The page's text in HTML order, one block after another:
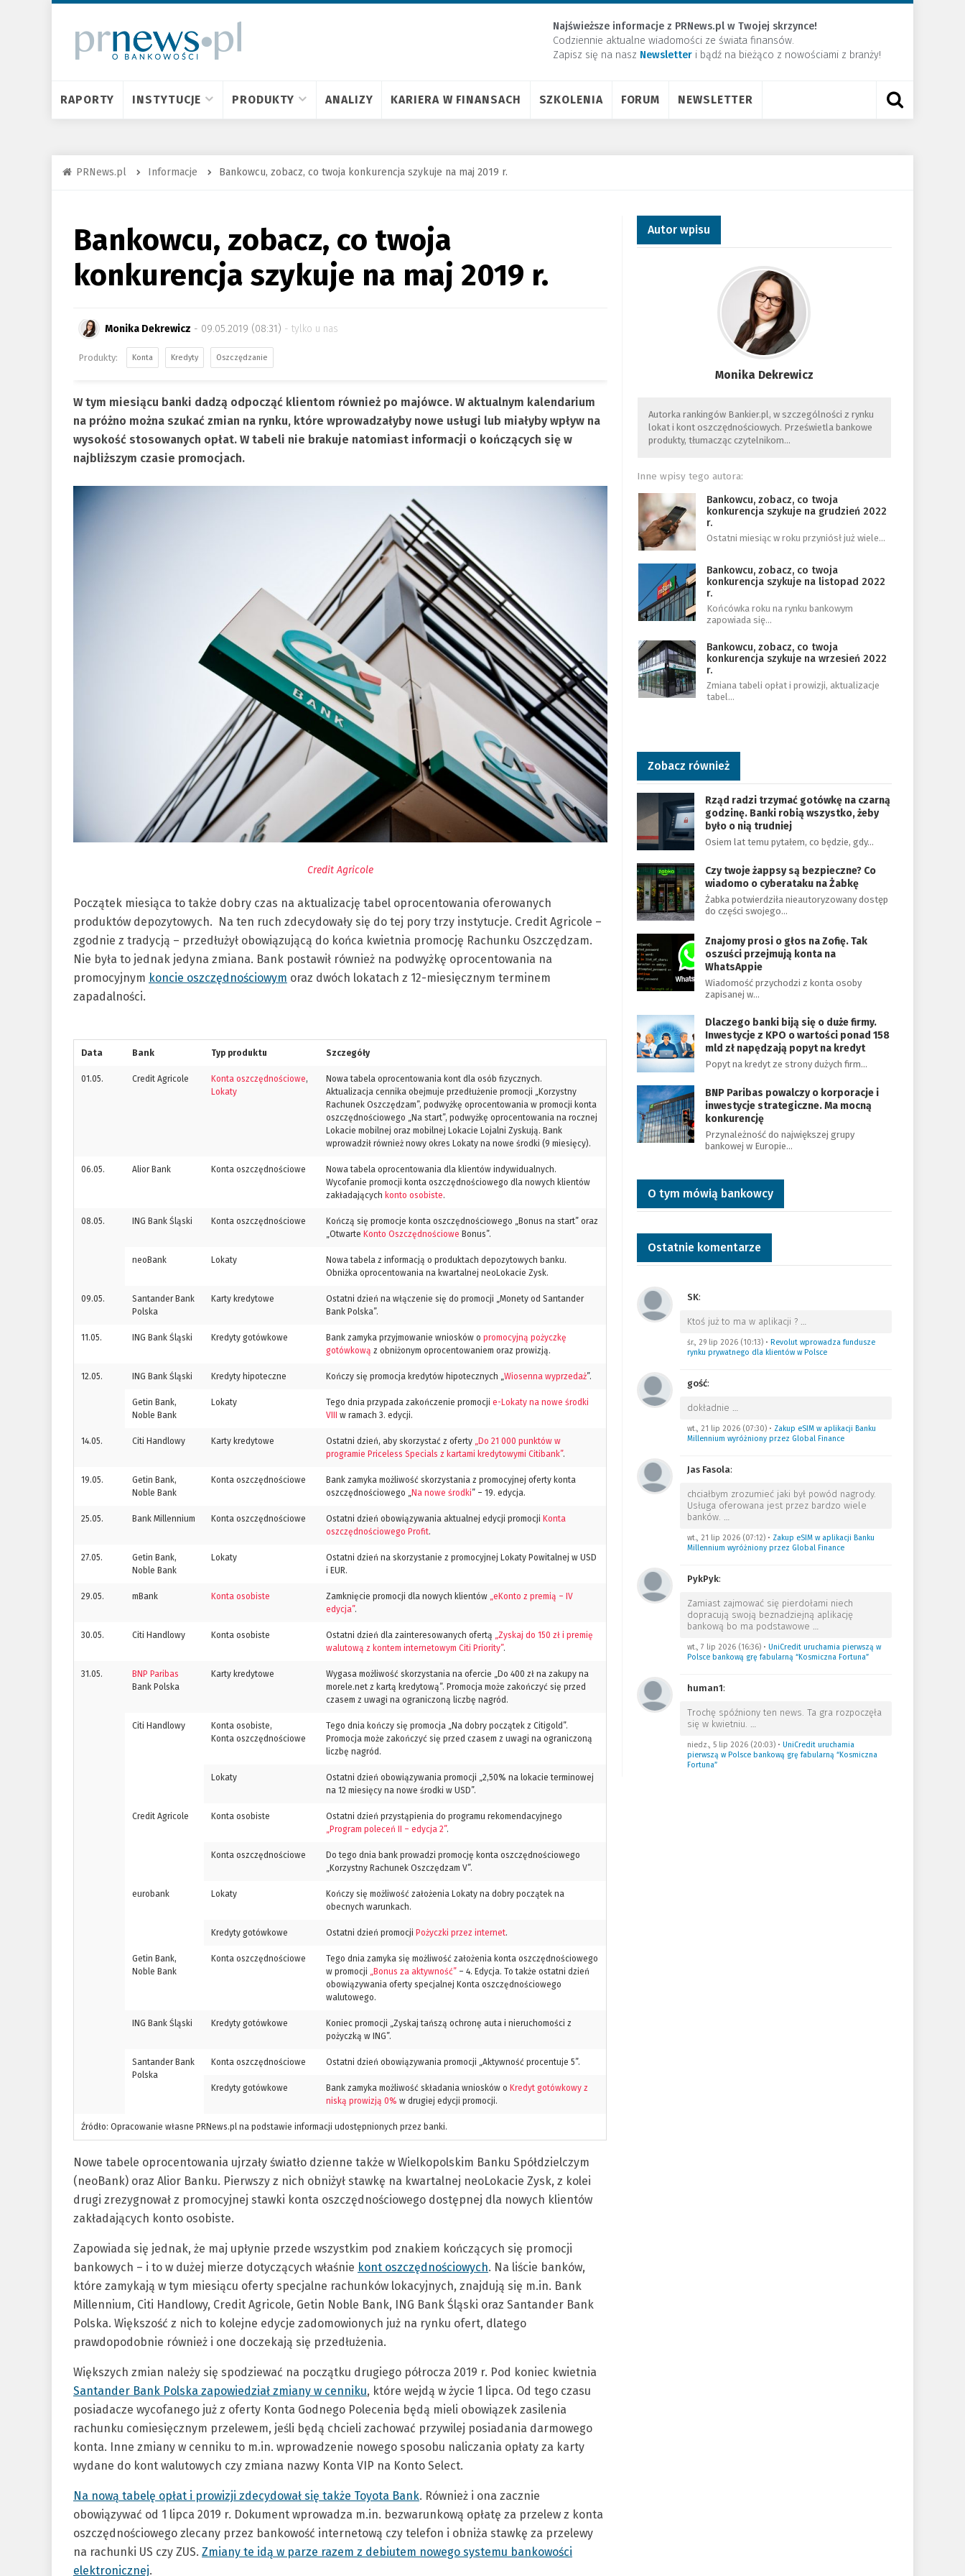
Najświeższe informacje z PRNews.pl w Twojej skrzynce!
Codziennie aktualne wiadomości ze świata finansów.
Zapisz się na nasz Newsletter ​i bądź na bieżąco z nowościami z branży!
RAPORTY INSTYTUCJE PRODUKTY ANALIZY KARIERA W FINANSACH SZKOLENIA FORUM NEWSLETTER
PRNews.pl Informacje Bankowcu, zobacz, co twoja konkurencja szykuje na maj 2019 r.
Bankowcu, zobacz, co twoja
konkurencja szykuje na maj 2019 r.
Monika Dekrewicz - 09.05.2019 (08:31) tylko u nas
Konta Kredyty Oszczędzanie
W tym miesiącu banki dadzą odpocząć klientom również po majówce. W aktualnym kalendarium
na próżno można szukać zmian na rynku, które wprowadzałyby nowe usługi lub miałyby wpływ na
wysokość stosowanych opłat. W tabeli nie brakuje natomiast informacji o kończących się w
najbliższym czasie promocjach.
Credit Agricole
Początek miesiąca to także dobry czas na aktualizację tabel oprocentowania oferowanych
produktów depozytowych. Na ten ruch zdecydowały się do tej pory trzy instytucje. Credit Agricole –
zgodnie z tradycją – przedłużył obowiązującą do końca kwietnia promocję Rachunku Oszczędzam.
Nie była to jednak jedyna zmiana. Bank postawił również na podwyżkę oprocentowania na
promocyjnym koncie oszczędnościowym oraz dwóch lokatach z 12-miesięcznym terminem
zapadalności.
Data Bank Typ produktu Szczegóły
01.05. Credit Agricole Konta oszczędnościowe,
Lokaty
Nowa tabela oprocentowania kont dla osób fizycznych.
Aktualizacja cennika obejmuje przedłużenie promocji „Korzystny
Rachunek Oszczędzam”, podwyżkę oprocentowania w promocji konta
oszczędnościowego „Na start”, podwyżkę oprocentowania na rocznej
Lokacie mobilnej oraz mobilnej Lokacie Lojalni Zyskują. Bank
wprowadził również nowy okres Lokaty na nowe środki (9 miesięcy).
06.05. Alior Bank Konta oszczędnościowe
Nowa tabela oprocentowania dla klientów indywidualnych.
Wycofanie promocji konta oszczędnościowego dla nowych klientów
zakładających konto osobiste.
08.05. ING Bank Śląski Konta oszczędnościowe
Kończą się promocje konta oszczędnościowego „Bonus na start” oraz
„Otwarte Konto Oszczędnościowe Bonus”.
neoBank Lokaty
Nowa tabela z informacją o produktach depozytowych banku.
Obniżka oprocentowania na kwartalnej neoLokacie Zysk.
09.05.
Santander Bank
Polska
Karty kredytowe
Ostatni dzień na włączenie się do promocji „Monety od Santander
Bank Polska”.
11.05. ING Bank Śląski Kredyty gotówkowe Bank zamyka przyjmowanie wniosków o promocyjną pożyczkę
gotówkową z obniżonym oprocentowaniem oraz prowizją.
12.05. ING Bank Śląski Kredyty hipoteczne Kończy się promocja kredytów hipotecznych „ Wiosenna wyprzedaż”.
Getin Bank,
Noble Bank
Lokaty Tego dnia przypada zakończenie promocji e-Lokaty na nowe środki
VIII w ramach 3. edycji.
14.05. Citi Handlowy Karty kredytowe Ostatni dzień, aby skorzystać z oferty „Do 21 000 punktów w
programie Priceless Specials z kartami kredytowymi Citibank”.
19.05.
Getin Bank,
Noble Bank
Konta oszczędnościowe
Bank zamyka możliwość skorzystania z promocyjnej oferty konta
oszczędnościowego „ Na nowe środki” – 19. edycja.
25.05. Bank Millennium Konta oszczędnościowe Ostatni dzień obowiązywania aktualnej edycji promocji Konta
oszczędnościowego Profit.
27.05.
Getin Bank,
Noble Bank
Lokaty
Ostatni dzień na skorzystanie z promocyjnej Lokaty Powitalnej w USD
i EUR.
29.05. mBank Konta osobiste Zamknięcie promocji dla nowych klientów „eKonto z premią – IV
edycja”.
30.05. Citi Handlowy Konta osobiste Ostatni dzień dla zainteresowanych ofertą
„Zyskaj do 150 zł i premię
walutową z kontem internetowym Citi Priority”.
31.05.
BNP Paribas
Bank Polska
Karty kredytowe
Wygasa możliwość skorzystania na ofercie „Do 400 zł na zakupy na
morele.net z kartą kredytową”. Promocja może zakończyć się przed
czasem z uwagi na ograniczoną liczbę nagród.
Citi Handlowy
Konta osobiste,
Konta oszczędnościowe
Tego dnia kończy się promocja „Na dobry początek z Citigold”.
Promocja może zakończyć się przed czasem z uwagi na ograniczoną
liczbę nagród.
Lokaty
Ostatni dzień obowiązywania promocji „2,50% na lokacie terminowej
na 12 miesięcy na nowe środki w USD”.
Credit Agricole Konta osobiste
Ostatni dzień przystąpienia do programu rekomendacyjnego
„Program poleceń II – edycja 2”.
Konta oszczędnościowe
Do tego dnia bank prowadzi promocję konta oszczędnościowego
„Korzystny Rachunek Oszczędzam V”.
eurobank Lokaty
Kończy się możliwość założenia Lokaty na dobry początek na
obecnych warunkach.
Kredyty gotówkowe Ostatni dzień promocji Pożyczki przez internet.
Getin Bank,
Noble Bank
Konta oszczędnościowe
Tego dnia zamyka się możliwość założenia konta oszczędnościowego
w promocji
„Bonus za aktywność” – 4. Edycja. To także ostatni dzień
obowiązywania oferty specjalnej Konta oszczędnościowego
walutowego.
ING Bank Śląski Kredyty gotówkowe
Koniec promocji „Zyskaj tańszą ochronę auta i nieruchomości z
pożyczką w ING”.
Santander Bank
Polska
Konta oszczędnościowe Ostatni dzień obowiązywania promocji „Aktywność procentuje 5”.
Kredyty gotówkowe Bank zamyka możliwość składania wniosków o Kredyt gotówkowy z
niską prowizją 0% w drugiej edycji promocji.
Źródło: Opracowanie własne PRNews.pl na podstawie informacji udostępnionych przez banki.
Nowe tabele oprocentowania ujrzały światło dzienne także w Wielkopolskim Banku Spółdzielczym
(neoBank) oraz Alior Banku. Pierwszy z nich obniżył stawkę na kwartalnej neoLokacie Zysk, z kolei
drugi zrezygnował z promocyjnej stawki konta oszczędnościowego dostępnej dla nowych klientów
zakładających konto osobiste.
Zapowiada się jednak, że maj upłynie przede wszystkim pod znakiem kończących się promocji
bankowych – i to w dużej mierze dotyczących właśnie kont oszczędnościowych. Na liście banków,
które zamykają w tym miesiącu oferty specjalne rachunków lokacyjnych, znajdują się m.in. Bank
Millennium, Citi Handlowy, Credit Agricole, Getin Noble Bank, ING Bank Śląski oraz Santander Bank
Polska. Większość z nich to kolejne edycje zadomowionych już na rynku ofert, dlatego
prawdopodobnie również i one doczekają się przedłużenia.
Większych zmian należy się spodziewać na początku drugiego półrocza 2019 r. Pod koniec kwietnia
Santander Bank Polska zapowiedział zmiany w cenniku, które wejdą w życie 1 lipca. Od tego czasu
posiadacze wycofanego już z oferty Konta Godnego Polecenia będą mieli obowiązek zasilenia
rachunku comiesięcznym przelewem, jeśli będą chcieli zachować przywilej posiadania darmowego
konta. Inne zmiany w cenniku to m.in. wprowadzenie nowego sposobu naliczania opłaty za karty
wydane do kont walutowych czy zmiana nazwy Konta VIP na Konto Select.
Na nową tabelę opłat i prowizji zdecydował się także Toyota Bank. Również i ona zacznie
obowiązywać od 1 lipca 2019 r. Dokument wprowadza m.in. bezwarunkową opłatę za przelew z konta
oszczędnościowego zlecany przez bankowość internetową czy telefon i obniża stawkę za przelewy
na rachunki US czy ZUS. Zmiany te idą w parze razem z debiutem nowego systemu bankowości
elektronicznej.
Autor wpisu
Monika Dekrewicz
Autorka rankingów Bankier.pl, w szczególności z rynku
lokat i kont oszczędnościowych. Prześwietla bankowe
produkty, tłumacząc czytelnikom…
Inne wpisy tego autora:
Bankowcu, zobacz, co twoja
konkurencja szykuje na grudzień 2022
r.
Ostatni miesiąc w roku przyniósł już wiele…
Bankowcu, zobacz, co twoja
konkurencja szykuje na listopad 2022
r.
Końcówka roku na rynku bankowym
zapowiada się…
Bankowcu, zobacz, co twoja
konkurencja szykuje na wrzesień 2022
r.
Zmiana tabeli opłat i prowizji, aktualizacje
tabel…
Zobacz również
Rząd radzi trzymać gotówkę na czarną
godzinę. Banki robią wszystko, żeby
było o nią trudniej
Osiem lat temu pytałem, co będzie, gdy…
Czy twoje żappsy są bezpieczne? Co
wiadomo o cyberataku na Żabkę
Żabka potwierdziła nieautoryzowany dostęp
do części swojego…
Znajomy prosi o głos na Zofię. Tak
oszuści przejmują konta na
WhatsAppie
Wiadomość przychodzi z konta osoby
zapisanej w…
Dlaczego banki biją się o duże firmy.
Inwestycje z KPO o wartości ponad 158
mld zł napędzają popyt na kredyt
Popyt na kredyt ze strony dużych firm…
BNP Paribas powalczy o korporacje i
inwestycje strategiczne. Ma mocną
konkurencję
Przynależność do największej grupy
bankowej w Europie…
O tym mówią bankowcy
Ostatnie komentarze
SK:
Ktoś już to ma w aplikacji ? …
śr., 29 lip 2026 (10:13)• Revolut wprowadza fundusze
rynku prywatnego dla klientów w Polsce
gość:
dokładnie …
wt., 21 lip 2026 (07:30)• Zakup eSIM w aplikacji Banku
Millennium wyróżniony przez Global Finance
Jas Fasola:
chciałbym zrozumieć jaki był powód nagrody.
Usługa oferowana jest przez bardzo wiele
banków. …
wt., 21 lip 2026 (07:12)• Zakup eSIM w aplikacji Banku
Millennium wyróżniony przez Global Finance
PykPyk:
Zamiast zajmować się pierdołami niech
dopracują swoją beznadziejną aplikację
bankową bo ma podstawowe …
wt., 7 lip 2026 (16:36)• UniCredit uruchamia pierwszą w
Polsce bankową grę fabularną “Kosmiczna Fortuna”
human1:
Trochę spóźniony ten news. Ta gra rozpoczęła
się w kwietniu. …
niedz., 5 lip 2026 (20:03)• UniCredit uruchamia
pierwszą w Polsce bankową grę fabularną “Kosmiczna
Fortuna”